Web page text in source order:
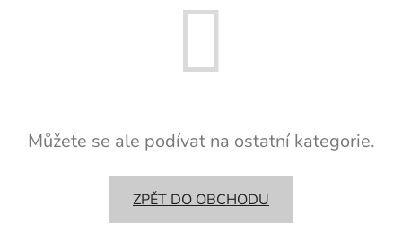
Můžete se ale podívat na ostatní kategorie.
ZPĚT DO OBCHODU